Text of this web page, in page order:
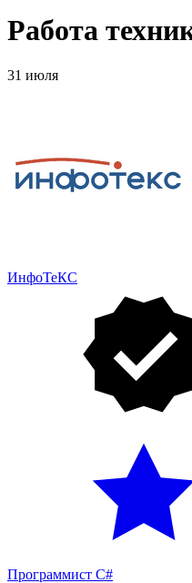
Работа
31 июля
ИнфоТеКС
Программист C#